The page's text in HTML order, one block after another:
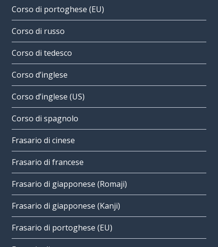
Corso di portoghese (EU)
Corso di russo
Corso di tedesco
Corso d’inglese
Corso d’inglese (US)
Corso di spagnolo
Frasario di cinese
Frasario di francese
Frasario di giapponese (Romaji)
Frasario di giapponese (Kanji)
Frasario di portoghese (EU)